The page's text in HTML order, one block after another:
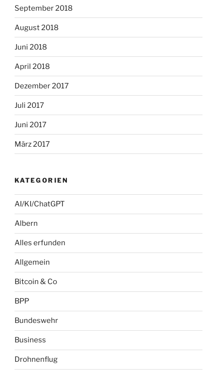
September 2018
August 2018
Juni 2018
April 2018
Dezember 2017
Juli 2017
Juni 2017
März 2017
KATEGORIEN
AI/KI/ChatGPT
Albern
Alles erfunden
Allgemein
Bitcoin & Co
BPP
Bundeswehr
Business
Drohnenflug